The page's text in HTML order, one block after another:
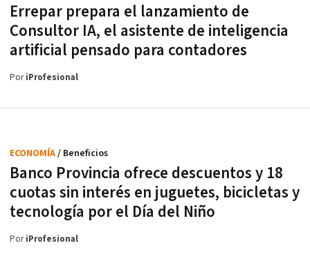
Errepar prepara el lanzamiento de
Consultor IA, el asistente de inteligencia
artificial pensado para contadores
PoriProfesional
Banco Provincia ofrece descuentos y 18
cuotas sin interés en juguetes, bicicletas y
tecnología por el Día del Niño
ECONOMÍA/ Beneficios
PoriProfesional